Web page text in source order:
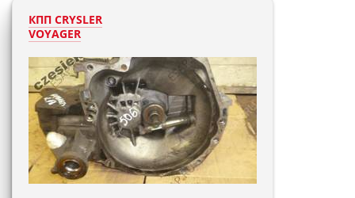
КПП CRYSLER
VOYAGER